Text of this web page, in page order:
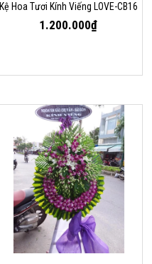
Kệ Hoa Tươi Kính Viếng LOVE-CB16
1.200.000₫